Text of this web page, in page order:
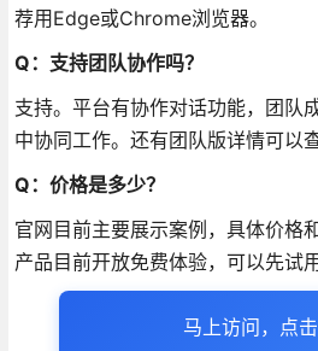
荐用Edge或Chrome浏览器。
Q：支持团队协作吗？
支持。平台有协作对话功能，团队
中协同工作。还有团队版详情可以
Q：价格是多少？
官网目前主要展示案例，具体价格
产品目前开放免费体验，可以先试
马上访问，点